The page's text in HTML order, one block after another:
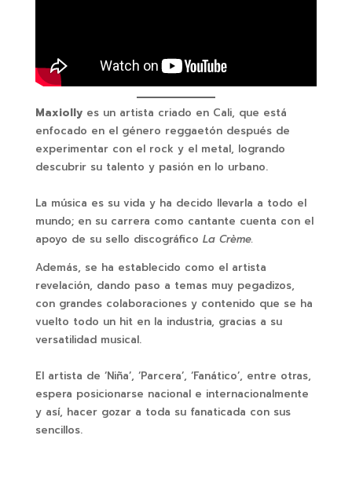
Maxiollyes un artista criado en Cali, que está
enfocado en el género reggaetón después de
experimentar con el rock y el metal, logrando
descubrir su talento y pasión en lo urbano.
La música es su vida y ha decido llevarla a todo el
mundo; en su carrera como cantante cuenta con el
apoyo de su sello discográfico La Crème.
Además, se ha establecido como el artista
revelación, dando paso a temas muy pegadizos,
con grandes colaboraciones y contenido que se ha
vuelto todo un hit en la industria, gracias a su
versatilidad musical.
El artista de ‘Niña’, ‘Parcera’, ‘Fanático’, entre otras,
espera posicionarse nacional e internacionalmente
y así, hacer gozar a toda su fanaticada con sus
sencillos.